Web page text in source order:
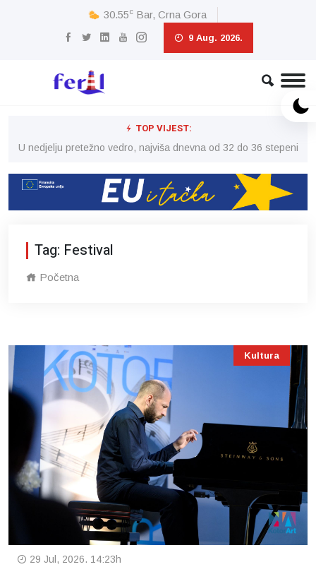
30.55c Bar, Crna Gora
9 Aug. 2026.
TOP VIJEST:
U nedjelju pretežno vedro, najviša dnevna od 32 do 36 stepeni
Tag: Festival
Početna
Kultura
29 Jul, 2026. 14:23h